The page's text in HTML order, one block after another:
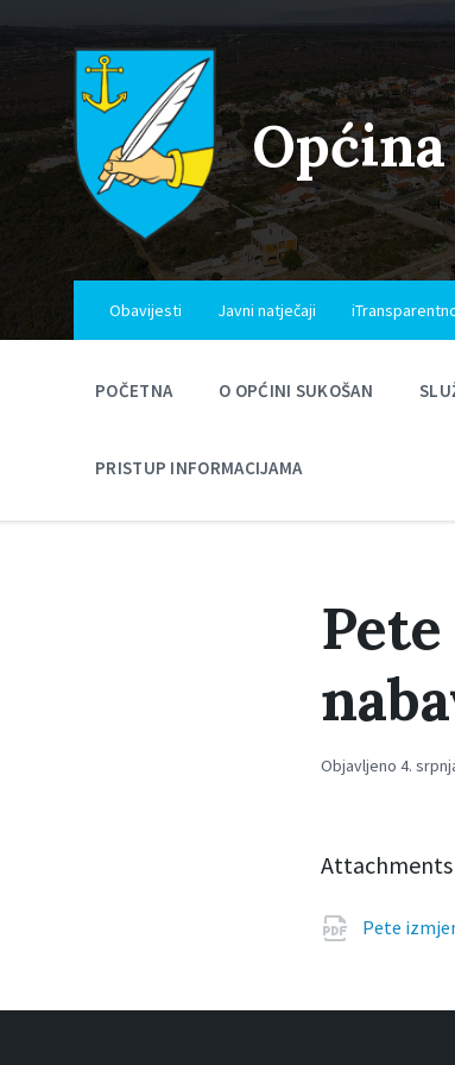
to
content
to
navigation
to
Obavijesti Javni natječaji
POČETNA O OPĆINI SUKOŠAN
PRISTUP INFORMACIJAMA
Objavljeno 4.
Attachments
Pete